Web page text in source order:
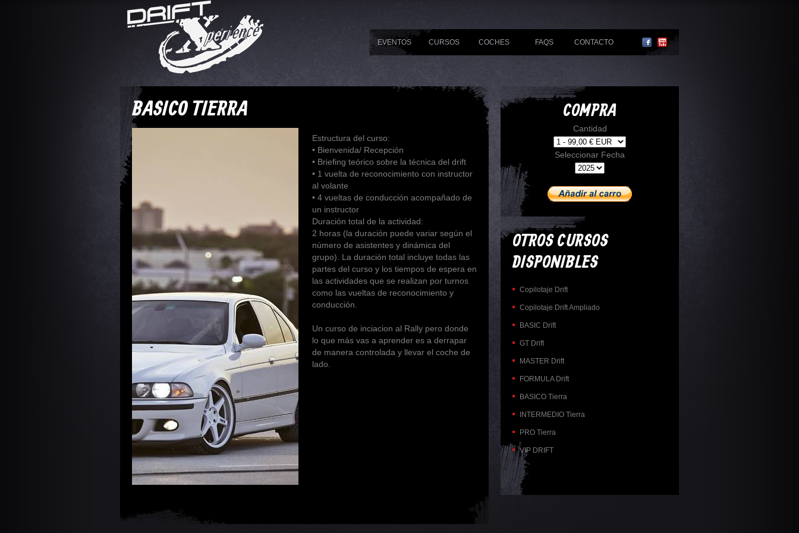
EVENTOS CURSOS COCHES FAQS CONTACTO
BASICO TIERRA
Estructura del curso:
• Bienvenida/ Recepción
• Briefing teórico sobre la técnica del drift
• 1 vuelta de reconocimiento con instructor
al volante
• 4 vueltas de conducción acompañado de
un instructor
Duración total de la actividad:
2 horas (la duración puede variar según el
número de asistentes y dinámica del
grupo). La duración total incluye todas las
partes del curso y los tiempos de espera en
las actividades que se realizan por turnos
como las vueltas de reconocimiento y
conducción.
Un curso de inciacion al Rally pero donde
lo que más vas a aprender es a derrapar
de manera controlada y llevar el coche de
lado.
COMPRA
Cantidad
Seleccionar Fecha
OTROS CURSOS
DISPONIBLES
Copilotaje Drift
Copilotaje Drift Ampliado
BASIC Drift
GT Drift
MASTER Drift
FORMULA Drift
BASICO Tierra
INTERMEDIO Tierra
PRO Tierra
VIP DRIFT